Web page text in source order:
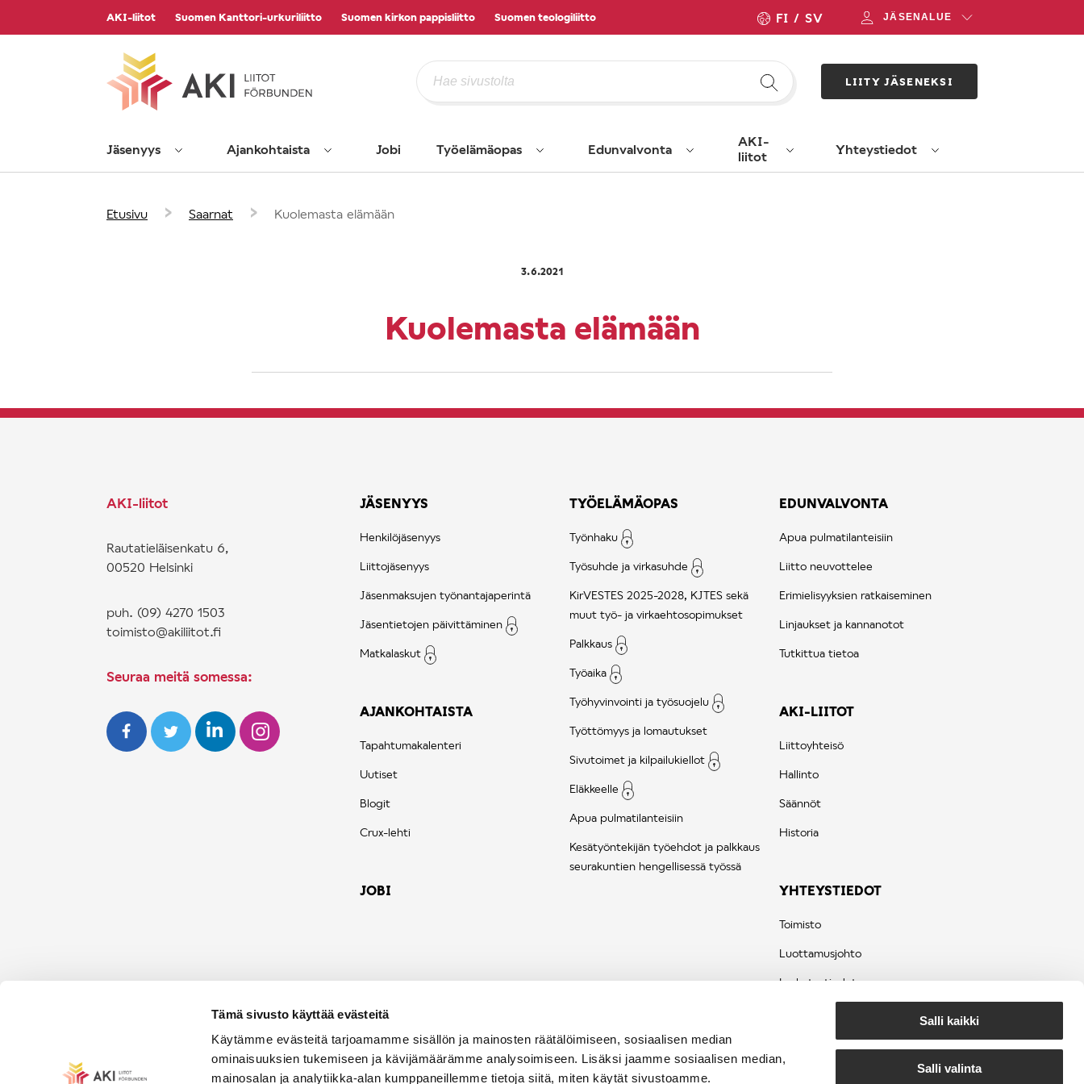
Tämä sivusto käyttää evästeitä
Käytämme evästeitä tarjoamamme sisällön ja mainosten räätälöimiseen, sosiaalisen median
ominaisuuksien tukemiseen ja kävijämäärämme analysoimiseen. Lisäksi jaamme sosiaalisen median,
mainosalan ja analytiikka-alan kumppaneillemme tietoja siitä, miten käytät sivustoamme.
Salli kaikki
Salli valinta
AKI-liitot Suomen Kanttori-urkuriliitto Suomen kirkon pappisliitto Suomen teologiliitto FI SV JÄSENALUE
LIITY JÄSENEKSI
Jäsenyys Ajankohtaista Jobi Työelämäopas Edunvalvonta
AKI-
liitot
Yhteystiedot
Etusivu › Saarnat › Kuolemasta elämään
3.6.2021
Kuolemasta elämään
AKI-liitot
Rautatieläisenkatu 6,
00520 Helsinki
puh. (09) 4270 1503
toimisto@akiliitot.fi
Seuraa meitä somessa:
JÄSENYYS
Henkilöjäsenyys
Liittojäsenyys
Jäsenmaksujen työnantajaperintä
Jäsentietojen päivittäminen
Matkalaskut
AJANKOHTAISTA
Tapahtumakalenteri
Uutiset
Blogit
Crux-lehti
JOBI
TYÖELÄMÄOPAS
Työnhaku
Työsuhde ja virkasuhde
KirVESTES 2025-2028, KJTES sekä
muut työ- ja virkaehtosopimukset
Palkkaus
Työaika
Työhyvinvointi ja työsuojelu
Työttömyys ja lomautukset
Sivutoimet ja kilpailukiellot
Eläkkeelle
Apua pulmatilanteisiin
Kesätyöntekijän työehdot ja palkkaus
seurakuntien hengellisessä työssä
EDUNVALVONTA
Apua pulmatilanteisiin
Liitto neuvottelee
Erimielisyyksien ratkaiseminen
Linjaukset ja kannanotot
Tutkittua tietoa
AKI-LIITOT
Liittoyhteisö
Hallinto
Säännöt
Historia
YHTEYSTIEDOT
Toimisto
Luottamusjohto
Laskutustiedot